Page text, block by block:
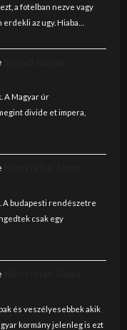
a fotelban nezve vagy
az ugy. Hiaba…
A Magyar úr
divide et impera,
A budapesti rendészetre
csak egy
és veszélyesebbek akik
kormány jelenleg is ezt